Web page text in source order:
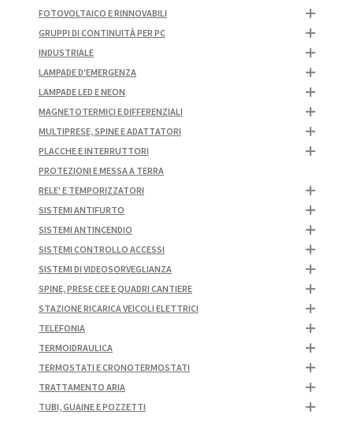
FOTOVOLTAICO E RINNOVABILI
GRUPPI DI CONTINUITÀ PER PC
INDUSTRIALE
LAMPADE D'EMERGENZA
LAMPADE LED E NEON
MAGNETOTERMICI E DIFFERENZIALI
MULTIPRESE, SPINE E ADATTATORI
PLACCHE E INTERRUTTORI
PROTEZIONI E MESSA A TERRA
RELE' E TEMPORIZZATORI
SISTEMI ANTIFURTO
SISTEMI ANTINCENDIO
SISTEMI CONTROLLO ACCESSI
SISTEMI DI VIDEOSORVEGLIANZA
SPINE, PRESE CEE E QUADRI CANTIERE
STAZIONE RICARICA VEICOLI ELETTRICI
TELEFONIA
TERMOIDRAULICA
TERMOSTATI E CRONOTERMOSTATI
TRATTAMENTO ARIA
TUBI, GUAINE E POZZETTI